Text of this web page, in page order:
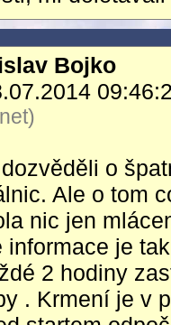
Bojko
o
Ale o tom
nic jen
informace je
2 hodiny
. Krmení je v